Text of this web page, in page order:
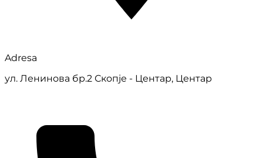
Adresa
ул. Ленинова бр.2 Скопје - Центар, Центар